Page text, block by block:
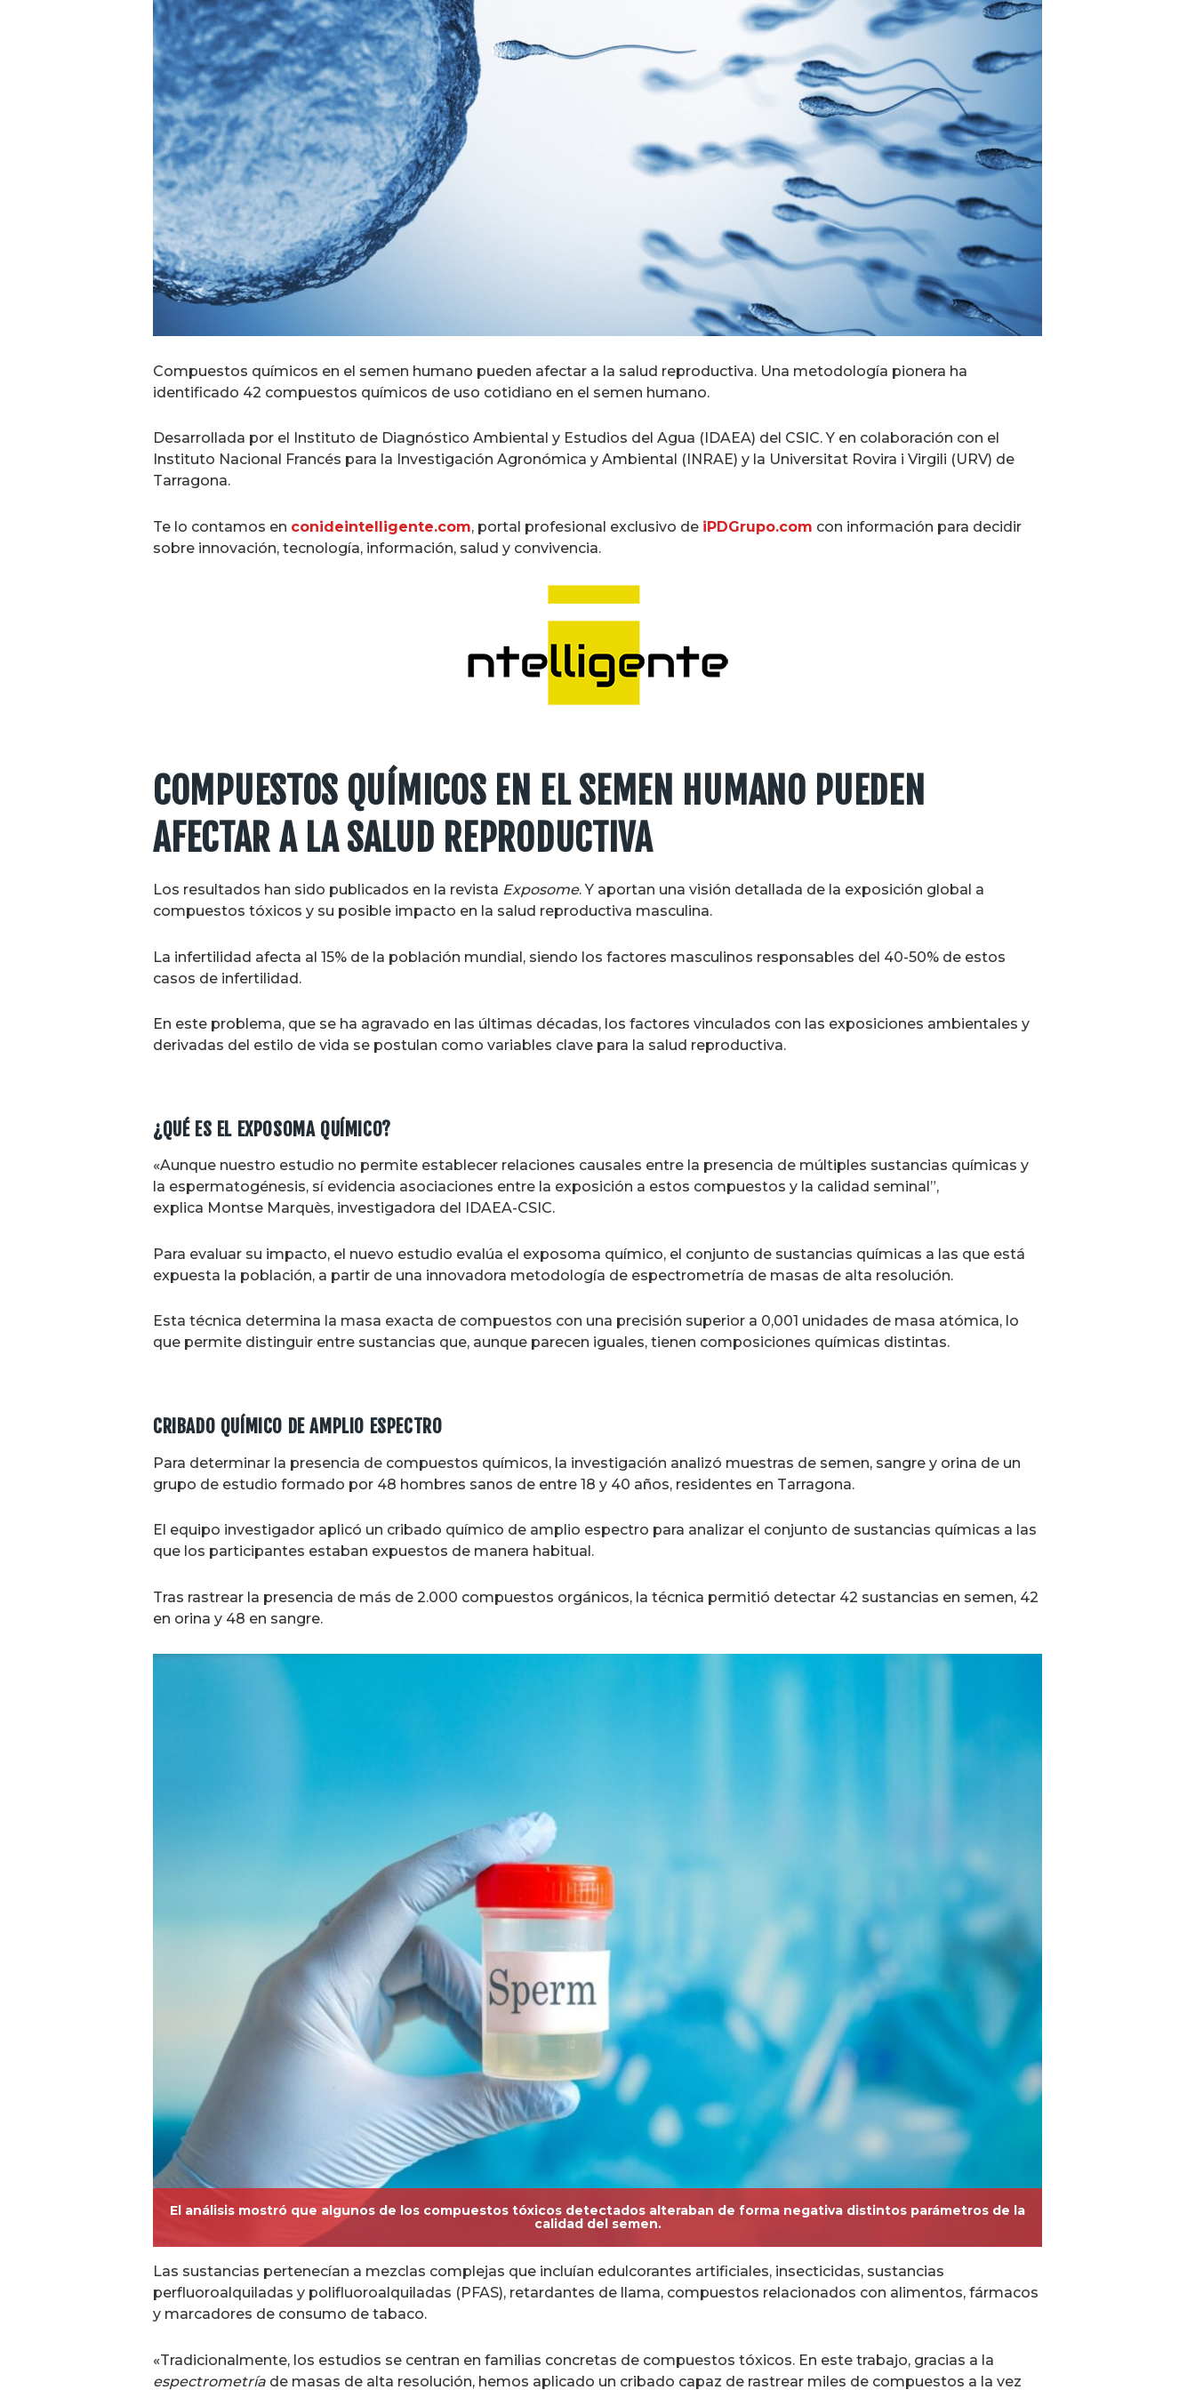
Compuestos químicos en el semen humano pueden afectar a la salud reproductiva. Una metodología pionera ha
identificado 42 compuestos químicos de uso cotidiano en el semen humano.
Desarrollada por el Instituto de Diagnóstico Ambiental y Estudios del Agua (IDAEA) del CSIC. Y en colaboración con el
Instituto Nacional Francés para la Investigación Agronómica y Ambiental (INRAE) y la Universitat Rovira i Virgili (URV) de
Tarragona.
Te lo contamos en conideintelligente.com, portal profesional exclusivo de iPDGrupo.com con información para decidir
sobre innovación, tecnología, información, salud y convivencia.
COMPUESTOS QUÍMICOS EN EL SEMEN HUMANO PUEDEN
AFECTAR A LA SALUD REPRODUCTIVA
Los resultados han sido publicados en la revista Exposome. Y aportan una visión detallada de la exposición global a
compuestos tóxicos y su posible impacto en la salud reproductiva masculina.
La infertilidad afecta al 15% de la población mundial, siendo los factores masculinos responsables del 40-50% de estos
casos de infertilidad.
En este problema, que se ha agravado en las últimas décadas, los factores vinculados con las exposiciones ambientales y
derivadas del estilo de vida se postulan como variables clave para la salud reproductiva.
¿QUÉ ES EL EXPOSOMA QUÍMICO?
«Aunque nuestro estudio no permite establecer relaciones causales entre la presencia de múltiples sustancias químicas y
la espermatogénesis, sí evidencia asociaciones entre la exposición a estos compuestos y la calidad seminal”,
explica Montse Marquès, investigadora del IDAEA-CSIC.
Para evaluar su impacto, el nuevo estudio evalúa el exposoma químico, el conjunto de sustancias químicas a las que está
expuesta la población, a partir de una innovadora metodología de espectrometría de masas de alta resolución.
Esta técnica determina la masa exacta de compuestos con una precisión superior a 0,001 unidades de masa atómica, lo
que permite distinguir entre sustancias que, aunque parecen iguales, tienen composiciones químicas distintas.
CRIBADO QUÍMICO DE AMPLIO ESPECTRO
Para determinar la presencia de compuestos químicos, la investigación analizó muestras de semen, sangre y orina de un
grupo de estudio formado por 48 hombres sanos de entre 18 y 40 años, residentes en Tarragona.
El equipo investigador aplicó un cribado químico de amplio espectro para analizar el conjunto de sustancias químicas a las
que los participantes estaban expuestos de manera habitual.
Tras rastrear la presencia de más de 2.000 compuestos orgánicos, la técnica permitió detectar 42 sustancias en semen, 42
en orina y 48 en sangre.
El análisis mostró que algunos de los compuestos tóxicos detectados alteraban de forma negativa distintos parámetros de la
calidad del semen.
Las sustancias pertenecían a mezclas complejas que incluían edulcorantes artificiales, insecticidas, sustancias
perfluoroalquiladas y polifluoroalquiladas (PFAS), retardantes de llama, compuestos relacionados con alimentos, fármacos
y marcadores de consumo de tabaco.
«Tradicionalmente, los estudios se centran en familias concretas de compuestos tóxicos. En este trabajo, gracias a la
espectrometría de masas de alta resolución, hemos aplicado un cribado capaz de rastrear miles de compuestos a la vez